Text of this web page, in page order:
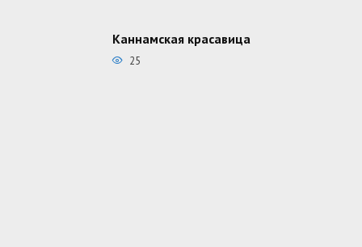
Каннамская красавица
25